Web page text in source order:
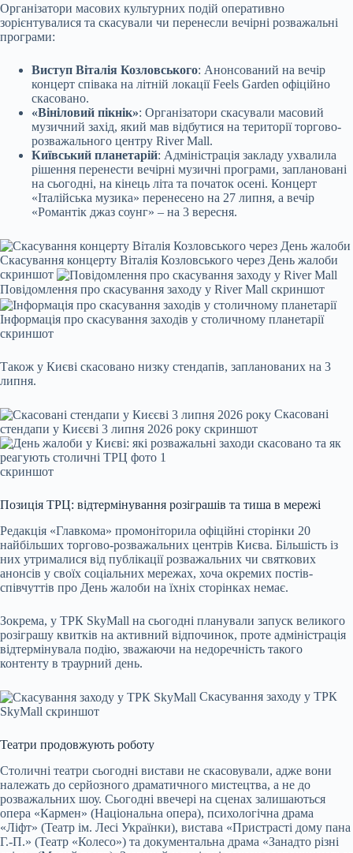
Організатори масових культурних подій оперативно
зорієнтувалися та скасували чи перенесли вечірні розважальні
програми:
Виступ Віталія Козловського: Анонсований на вечір
концерт співака на літній локації Feels Garden офіційно
скасовано.
«Вініловий пікнік»: Організатори скасували масовий
музичний захід, який мав відбутися на території торгово-
розважального центру River Mall.
Київський планетарій: Адміністрація закладу ухвалила
рішення перенести вечірні музичні програми, заплановані
на сьогодні, на кінець літа та початок осені. Концерт
«Італійська музика» перенесено на 27 липня, а вечір
«Романтік джаз соунг» – на 3 вересня.
Скасування концерту Віталія Козловського через День жалоби
скриншот
Повідомлення про скасування заходу у River Mall скриншот
Інформація про скасування заходів у столичному планетарії
скриншот
Також у Києві скасовано низку стендапів, запланованих на 3
липня.
Скасовані
стендапи у Києєві 3 липня 2026 року скриншот
скриншот
Позиція ТРЦ: відтермінування розіграшів та тиша в мережі
Редакція «Главкома» промоніторила офіційні сторінки 20
найбільших торгово-розважальних центрів Києва. Більшість із
них утрималися від публікації розважальних чи святкових
анонсів у своїх соціальних мережах, хоча окремих постів-
співчуттів про День жалоби на їхніх сторінках немає.
Зокрема, у ТРК SkyMall на сьогодні планували запуск великого
розіграшу квитків на активний відпочинок, проте адміністрація
відтермінувала подію, зважаючи на недоречність такого
контенту в траурний день.
Скасування заходу у ТРК
SkyMall скриншот
Театри продовжують роботу
Столичні театри сьогодні вистави не скасовували, адже вони
належать до серйозного драматичного мистецтва, а не до
розважальних шоу. Сьогодні ввечері на сценах залишаються
опера «Кармен» (Національна опера), психологічна драма
«Ліфт» (Театр ім. Лесі Українки), вистава «Пристрасті дому пана
Г.-П.» (Театр «Колесо») та документальна драма «Занадто різні